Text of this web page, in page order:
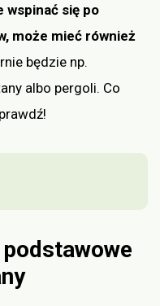
wspinać się po
może mieć również
będzie np.
albo pergoli. Co